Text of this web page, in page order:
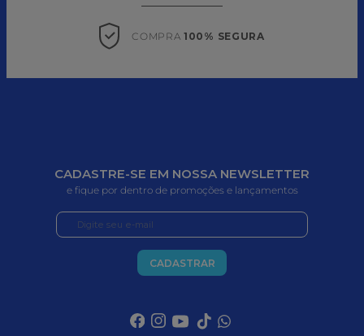
COMPRA 100% SEGURA
CADASTRE-SE EM NOSSA NEWSLETTER
e fique por dentro de promoções e lançamentos
CADASTRAR